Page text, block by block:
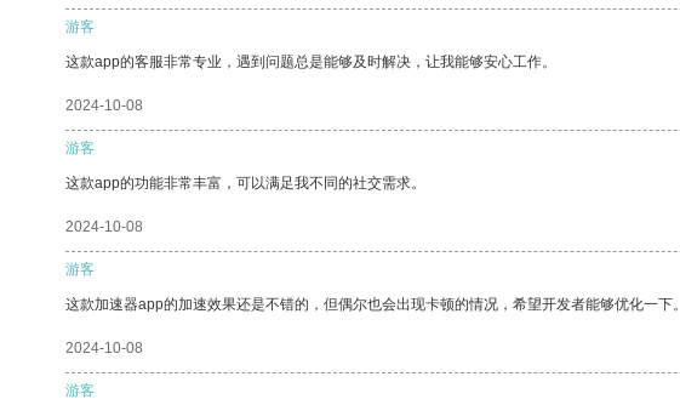
游客
这款app的客服非常专业，遇到问题总是能够及时解决，让我能够安心工作。
2024-10-08
游客
这款app的功能非常丰富，可以满足我不同的社交需求。
2024-10-08
游客
这款加速器app的加速效果还是不错的，但偶尔也会出现卡顿的情况，希望开发者能够优化一下。
2024-10-08
游客